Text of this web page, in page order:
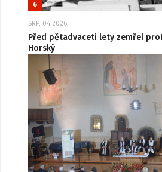
6
SRP, 04 2026
Před pětadvaceti lety zemřel
Horský